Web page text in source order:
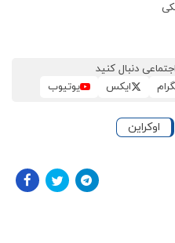
دنبال کنید
ایکس یوتیوب
اوکراین